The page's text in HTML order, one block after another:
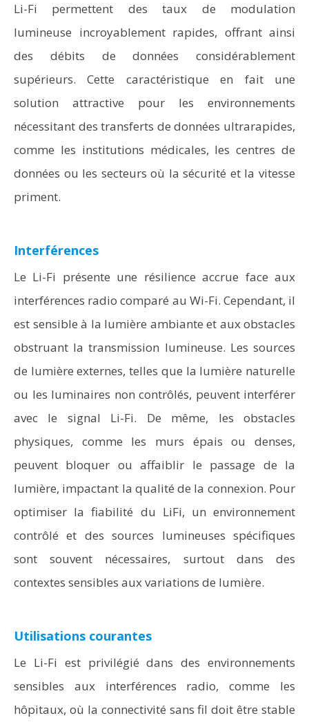
Li-Fi permettent des taux de modulation
lumineuse incroyablement rapides, offrant ainsi
des débits de données considérablement
supérieurs. Cette caractéristique en fait une
solution attractive pour les environnements
nécessitant des transferts de données ultrarapides,
comme les institutions médicales, les centres de
données ou les secteurs où la sécurité et la vitesse
priment.
Interférences
Le Li-Fi présente une résilience accrue face aux
interférences radio comparé au Wi-Fi. Cependant, il
est sensible à la lumière ambiante et aux obstacles
obstruant la transmission lumineuse. Les sources
de lumière externes, telles que la lumière naturelle
ou les luminaires non contrôlés, peuvent interférer
avec le signal Li-Fi. De même, les obstacles
physiques, comme les murs épais ou denses,
peuvent bloquer ou affaiblir le passage de la
lumière, impactant la qualité de la connexion. Pour
optimiser la fiabilité du LiFi, un environnement
contrôlé et des sources lumineuses spécifiques
sont souvent nécessaires, surtout dans des
contextes sensibles aux variations de lumière.
Utilisations courantes
Le Li-Fi est privilégié dans des environnements
sensibles aux interférences radio, comme les
hôpitaux, où la connectivité sans fil doit être stable